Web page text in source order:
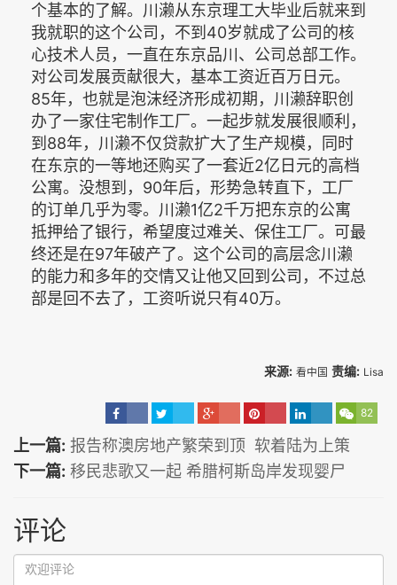
个基本的了解。川濑从东京理工大毕业后就来到
我就职的这个公司，不到40岁就成了公司的核
心技术人员，一直在东京品川、公司总部工作。
对公司发展贡献很大，基本工资近百万日元。
85年，也就是泡沫经济形成初期，川濑辞职创
办了一家住宅制作工厂。一起步就发展很顺利，
到88年，川濑不仅贷款扩大了生产规模，同时
在东京的一等地还购买了一套近2亿日元的高档
公寓。没想到，90年后，形势急转直下，工厂
的订单几乎为零。川濑1亿2千万把东京的公寓
抵押给了银行，希望度过难关、保住工厂。可最
终还是在97年破产了。这个公司的高层念川濑
的能力和多年的交情又让他又回到公司，不过总
部是回不去了，工资听说只有40万。
来源: 看中国 责编: Lisa
82
上一篇: 报告称澳房地产繁荣到顶 软着陆为上策
下一篇: 移民悲歌又一起 希腊柯斯岛岸发现婴尸
评论